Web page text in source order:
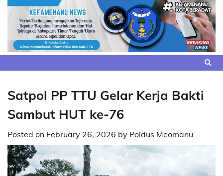
Skip
content
Satpol PP TTU Gelar Kerja Bakti
Sambut HUT ke-76
Posted on February 26, 2026 by Poldus Meomanu